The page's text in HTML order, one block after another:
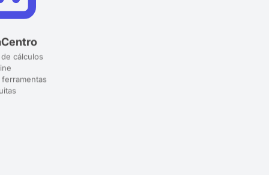
cálculos